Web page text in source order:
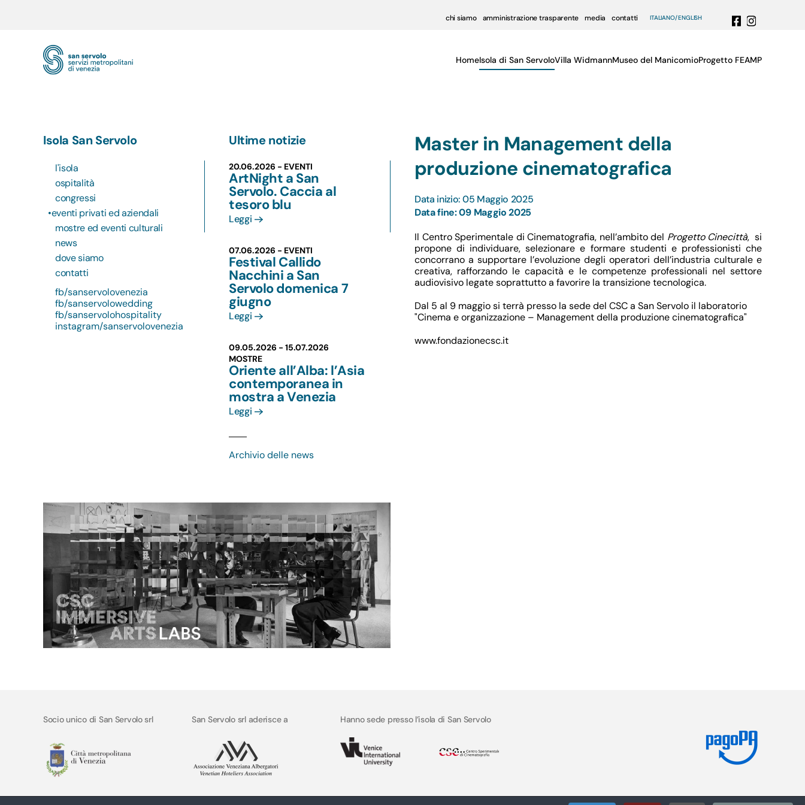
chi siamo amministrazione trasparente media contatti ITALIANO ENGLISH
HomeIsola di San ServoloVilla WidmannMuseo del ManicomioProgetto FEAMP
Isola San Servolo
l'isola
ospitalità
congressi
eventi privati ed aziendali
mostre ed eventi culturali
news
dove siamo
contatti
fb/sanservolovenezia
fb/sanservolowedding
fb/sanservolohospitality
instagram/sanservolovenezia
Ultime notizie
20.06.2026 - EVENTI
ArtNight a San
Servolo. Caccia al
tesoro blu
Leggi
07.06.2026 - EVENTI
Festival Callido
Nacchini a San
Servolo domenica 7
giugno
Leggi
09.05.2026 - 15.07.2026
MOSTRE
Oriente all’Alba: l’Asia
contemporanea in
mostra a Venezia
Leggi
Archivio delle news
Master in Management della
produzione cinematografica
Data inizio: 05 Maggio 2025
Data fine: 09 Maggio 2025
Il Centro Sperimentale di Cinematografia, nell’ambito del Progetto Cinecittà, si
propone di individuare, selezionare e formare studenti e professionisti che
concorrano a supportare l’evoluzione degli operatori dell’industria culturale e
creativa, rafforzando le capacità e le competenze professionali nel settore
audiovisivo legate soprattutto a favorire la transizione tecnologica.
Dal 5 al 9 maggio si terrà presso la sede del CSC a San Servolo il laboratorio
"Cinema e organizzazione – Management della produzione cinematografica"
www.fondazionecsc.it
Socio unico di San Servolo srl San Servolo srl aderisce a Hanno sede presso l’isola di San Servolo